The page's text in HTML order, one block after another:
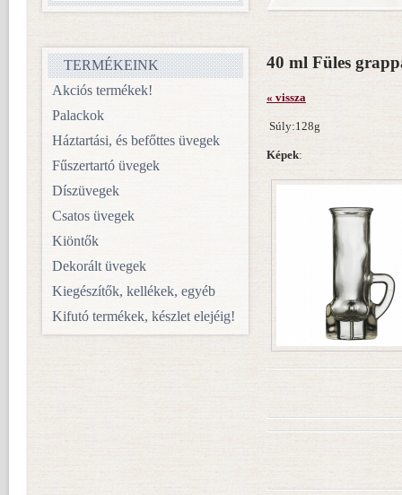
TERMÉKEINK
Akciós termékek!
Palackok
Háztartási, és befőttes üvegek
Fűszertartó üvegek
Díszüvegek
Csatos üvegek
Kiöntők
Dekorált üvegek
Kiegészítők, kellékek, egyéb
Kifutó termékek, készlet elejéig!
40 ml Füles
« vissza
Súly:128g
Képek: